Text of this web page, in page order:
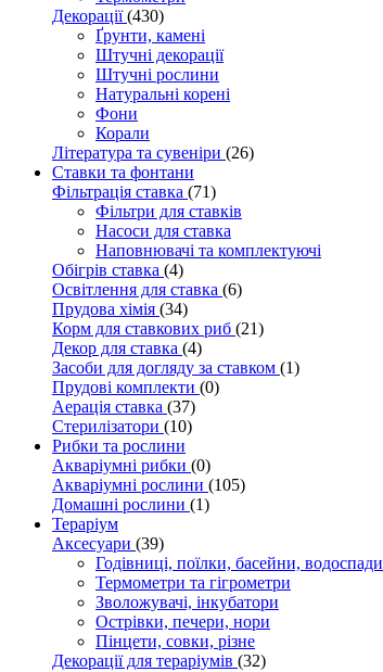
Декорації(430)
Ґрунти, камені
Штучні декорації
Штучні рослини
Натуральні корені
Фони
Корали
Література та сувеніри (26)
Ставки та фонтани
Фільтрація ставка (71)
Фільтри для ставків
Насоси для ставка
Наповнювачі та комплектуючі
Обігрів ставка (4)
Освітлення для ставка (6)
Прудова хімія (34)
Корм для ставкових риб (21)
Декор для ставка (4)
Засоби для догляду за ставком (1)
Прудові комплекти (0)
Аерація ставка (37)
Стерилізатори (10)
Рибки та рослини
Акваріумні рибки (0)
Акваріумні рослини (105)
Домашні рослини (1)
Тераріум
Аксесуари (39)
Годівниці, поїлки, басейни, водоспади
Термометри та гігрометри
Зволожувачі, інкубатори
Острівки, печери, нори
Пінцети, совки, різне
Декорації для тераріумів (32)